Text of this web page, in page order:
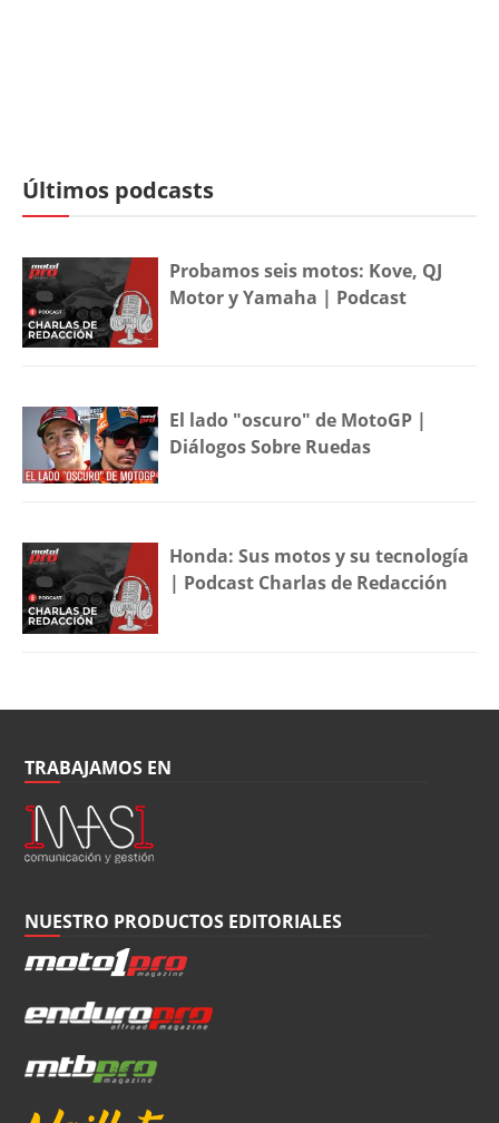
Últimos podcasts
Probamos seis motos: Kove, QJ
Motor y Yamaha | Podcast
El lado "oscuro" de MotoGP |
Diálogos Sobre Ruedas
Honda: Sus motos y su tecnología
| Podcast Charlas de Redacción
TRABAJAMOS EN
NUESTRO PRODUCTOS EDITORIALES